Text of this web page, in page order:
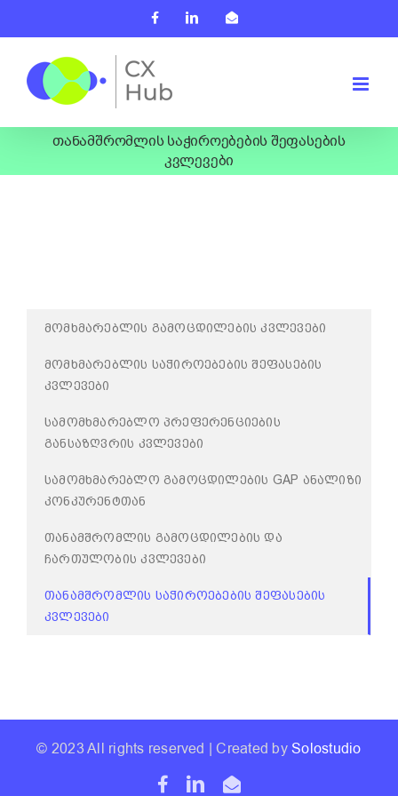
to
content
FacebookLinkedInEmail
თანამშრომლის საჭიროებების შეფასების
კვლევები
ᲛᲝᲛᲮᲛᲐᲠᲔᲑᲚᲘᲡ ᲒᲐᲛᲝᲪᲓᲘᲚᲔᲑᲘᲡ ᲙᲕᲚᲔᲕᲔᲑᲘ
ᲛᲝᲛᲮᲛᲐᲠᲔᲑᲚᲘᲡ ᲡᲐᲭᲘᲠᲝᲔᲑᲔᲑᲘᲡ ᲨᲔᲤᲐᲡᲔᲑᲘᲡ
ᲙᲕᲚᲔᲕᲔᲑᲘ
ᲡᲐᲛᲝᲛᲮᲛᲐᲠᲔᲑᲚᲝ ᲞᲠᲔᲤᲔᲠᲔᲜᲪᲘᲔᲑᲘᲡ
ᲒᲐᲜᲡᲐᲖᲦᲕᲠᲘᲡ ᲙᲕᲚᲔᲕᲔᲑᲘ
ᲡᲐᲛᲝᲛᲮᲛᲐᲠᲔᲑᲚᲝ ᲒᲐᲛᲝᲪᲓᲘᲚᲔᲑᲘᲡ GAP ᲐᲜᲐᲚᲘᲖᲘ
ᲙᲝᲜᲙᲣᲠᲔᲜᲢᲗᲐᲜ
ᲗᲐᲜᲐᲛᲨᲠᲝᲛᲚᲘᲡ ᲒᲐᲛᲝᲪᲓᲘᲚᲔᲑᲘᲡ ᲓᲐ
ᲩᲐᲠᲗᲣᲚᲝᲑᲘᲡ ᲙᲕᲚᲔᲕᲔᲑᲘ
ᲗᲐᲜᲐᲛᲨᲠᲝᲛᲚᲘᲡ ᲡᲐᲭᲘᲠᲝᲔᲑᲔᲑᲘᲡ ᲨᲔᲤᲐᲡᲔᲑᲘᲡ
ᲙᲕᲚᲔᲕᲔᲑᲘ
© 2023 All rights reserved | Created bySolostudio
Facebook
LinkedIn
Email